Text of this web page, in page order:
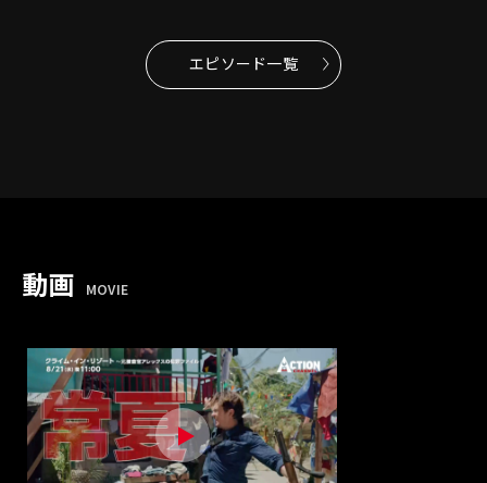
エピソード一覧
動画 MOVIE